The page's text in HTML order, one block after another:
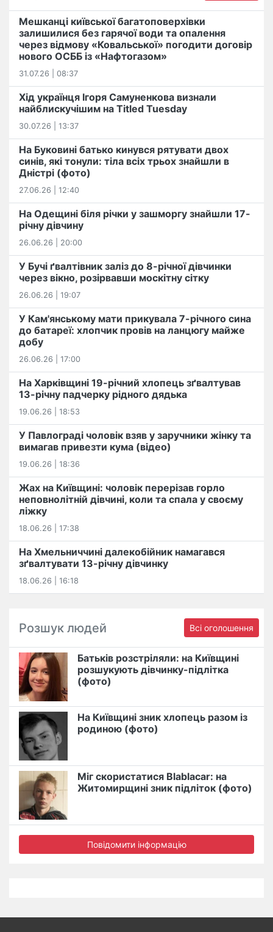
Мешканці київської багатоповерхівки
залишилися без гарячої води та опалення
через відмову «Ковальської» погодити договір
нового ОСББ із «Нафтогазом»
31.07.26 | 08:37
Хід українця Ігоря Самуненкова визнали
найблискучішим на Titled Tuesday
30.07.26 | 13:37
На Буковині батько кинувся рятувати двох
синів, які тонули: тіла всіх трьох знайшли в
Дністрі (фото)
27.06.26 | 12:40
На Одещині біля річки у зашморгу знайшли 17-
річну дівчину
26.06.26 | 20:00
У Бучі ґвалтівник заліз до 8-річної дівчинки
через вікно, розірвавши москітну сітку
26.06.26 | 19:07
У Кам'янському мати прикувала 7-річного сина
до батареї: хлопчик провів на ланцюгу майже
добу
26.06.26 | 17:00
На Харківщині 19-річний хлопець​ ️зґвалтував
13-річну падчерку рідного дядька
19.06.26 | 18:53
У Павлограді чоловік взяв у заручники жінку та
вимагав привезти кума (відео)
19.06.26 | 18:36
Жах на Київщині: чоловік перерізав горло
неповнолітній дівчині, коли та спала у своєму
ліжку
18.06.26 | 17:38
На Хмельниччині далекобійник намагався
зґвалтувати 13-річну дівчинку
18.06.26 | 16:18
Розшук людей Всі оголошення
Батьків розстріляли: на Київщині
розшукують дівчинку-підлітка
(фото)
На Київщині зник хлопець разом із
родиною (фото)
Міг скористатися Blablacar: на
Житомирщині зник підліток (фото)
Повідомити інформацію